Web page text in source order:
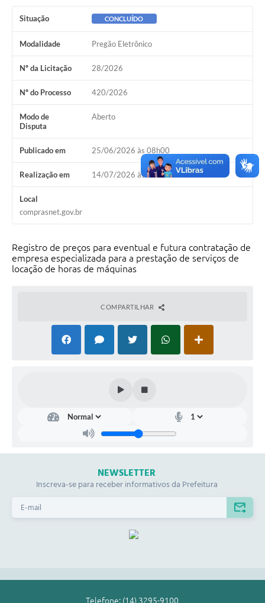
Galeria de Fotos
Editais
Prefeito por um dia
IPTU
Telefones Úteis
Transparência
Atendimento Médico
Atendimento Odontológico
Situação CONCLUÍDO
Modalidade Pregão Eletrônico
Nº da Licitação 28/2026
Nº do Processo 420/2026
Modo de
Disputa
Aberto
Publicado em 25/06/2026 às 08h00
Realização em 14/07/2026 às 09h00
Local
comprasnet.gov.br
Registro de preços para eventual e futura contratação de
empresa especializada para a prestação de serviços de
locação de horas de máquinas
COMPARTILHAR
NEWSLETTER
Inscreva-se para receber informativos da Prefeitura
Telefone: (14) 3295-9100